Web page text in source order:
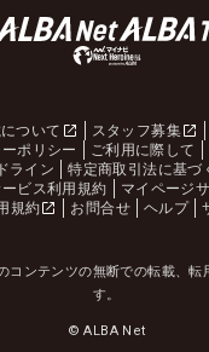
ついて スタッフ募集
ポリシー
ご利用に際して
ライン
特定商取引法に基づ
ビス利用規約
マイページ
規約
お問合せ ヘルプ
コンテンツの無断での転載、転
す。
© ALBA Net